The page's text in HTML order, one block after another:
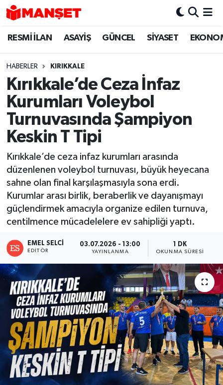
RESMİ İLAN ASAYİŞ GÜNCEL SİYASET
HABERLER KIRIKKALE
Kırıkkale’de Ceza İnfaz
Kurumları Voleybol
Turnuvasında Şampiyon
Keskin T Tipi
Kırıkkale’de ceza infaz kurumları arasında
düzenlenen voleybol turnuvası, büyük heyecana
sahne olan final karşılaşmasıyla sona erdi.
Kurumlar arası birlik, beraberlik ve dayanışmayı
güçlendirmek amacıyla organize edilen turnuva,
centilmence mücadelelere ev sahipliği yaptı.
EMEL SELCI
EDITÖR
03.07.2026 - 13:00
YAYINLANMA
1 DK
OKUNMA SÜRESI
Hava Durumu
Trafik Durumu
Süper Lig Puan Durumu ve Fikstür
Tüm Manşetler
Son Dakika Haberleri
Haber Arşivi